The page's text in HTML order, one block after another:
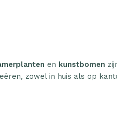
en kunstbomen
zowel in huis als op